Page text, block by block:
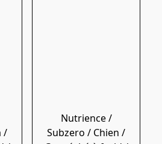
/
Nutrience /
Subzero / Chien /